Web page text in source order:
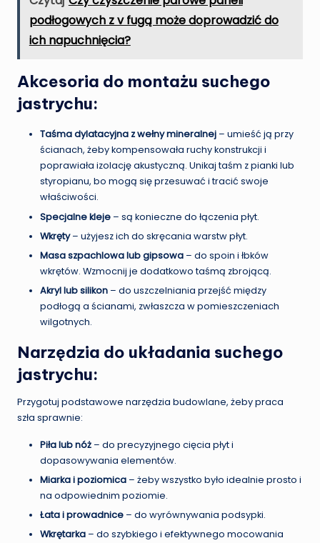
podłogowych z v fugą może doprowadzić do
ich napuchnięcia?
Akcesoria do montażu suchego
jastrychu:
Taśma dylatacyjna z wełny mineralnej – umieść ją przy
ścianach, żeby kompensowała ruchy konstrukcji i
poprawiała izolację akustyczną. Unikaj taśm z pianki lub
styropianu, bo mogą się przesuwać i tracić swoje
właściwości.
Specjalne kleje – są konieczne do łączenia płyt.
Wkręty– użyjesz ich do skręcania warstw płyt.
Masa szpachlowa lub gipsowa – do spoin i łbków
wkrętów. Wzmocnij je dodatkowo taśmą zbrojącą.
Akryl lub silikon – do uszczelniania przejść między
podłogą a ścianami, zwłaszcza w pomieszczeniach
wilgotnych.
Narzędzia do układania suchego
jastrychu:
Przygotuj podstawowe narzędzia budowlane, żeby praca
szła sprawnie:
Piła lub nóż – do precyzyjnego cięcia płyt i
dopasowywania elementów.
Miarka i poziomica – żeby wszystko było idealnie prosto i
na odpowiednim poziomie.
Łata i prowadnice – do wyrównywania podsypki.
Wkrętarka – do szybkiego i efektywnego mocowania